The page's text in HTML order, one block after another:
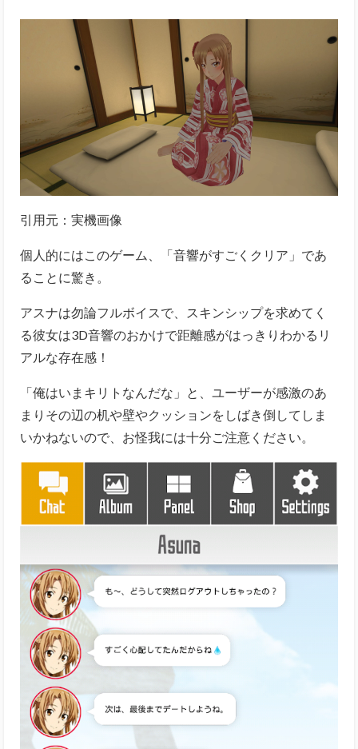
引用元：実機画像
個人的にはこのゲーム、「音響がすごくクリア」であ
ることに驚き。
アスナは勿論フルボイスで、スキンシップを求めてく
アルな存在感！
まりその辺の机や壁やクッションをしばき倒してしま
いかねないので、お怪我には十分ご注意ください。